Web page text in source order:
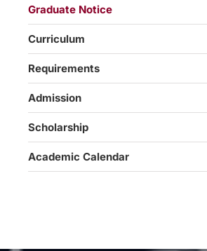
Graduate Notice
Curriculum
Requirements
Admission
Scholarship
Academic Calendar